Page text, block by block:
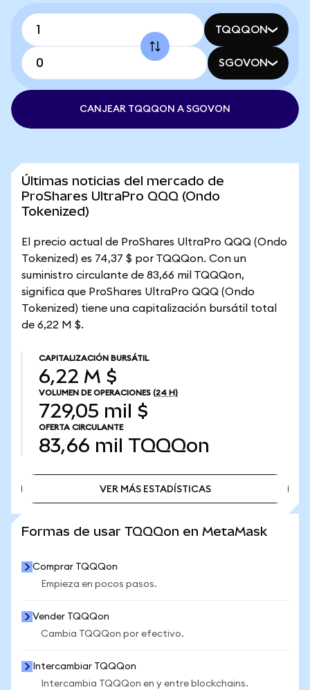
TQQQON
SGOVON
CANJEAR TQQQON A SGOVON
Últimas noticias del mercado de
ProShares UltraPro QQQ (Ondo
Tokenized)
El precio actual de ProShares UltraPro QQQ (Ondo
Tokenized) es 74,37 $ por TQQQon. Con un
suministro circulante de 83,66 mil TQQQon,
significa que ProShares UltraPro QQQ (Ondo
Tokenized) tiene una capitalización bursátil total
de 6,22 M $.
CAPITALIZACIÓN BURSÁTIL
6,22 M $
VOLUMEN DE OPERACIONES (24 H)
729,05 mil $
OFERTA CIRCULANTE
83,66 mil TQQQon
VER MÁS ESTADÍSTICAS
Formas de usar TQQQon en MetaMask
Comprar TQQQon
Empieza en pocos pasos.
Vender TQQQon
Cambia TQQQon por efectivo.
Intercambiar TQQQon
Intercambia TQQQon en y entre blockchains.